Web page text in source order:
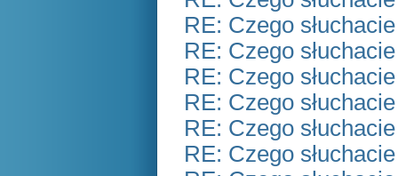
RE: Czego
RE: Czego
RE: Czego
RE: Czego
RE: Czego
RE: Czego